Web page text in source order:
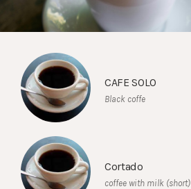
CAFE SOLO
Black coffe
Cortado
coffee with milk (short)